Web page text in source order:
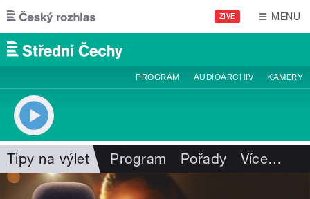
Přejít k hlavnímu obsahu
ŽIVĚ MENU
PROGRAM AUDIOARCHIV KAMERY
Tipy na výlet Program Pořady Více…